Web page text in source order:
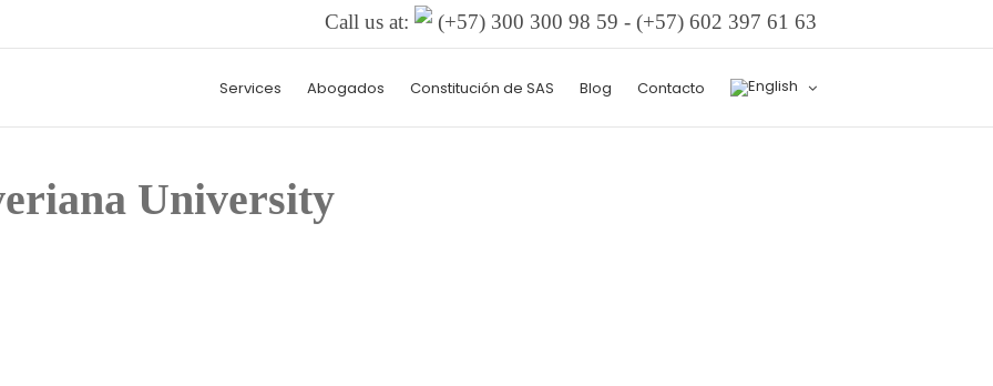
Call us at: (+57) 300 300 98 59 - (+57) 602 397 61 63
Services Abogados Constitución de SAS Blog Contacto
University